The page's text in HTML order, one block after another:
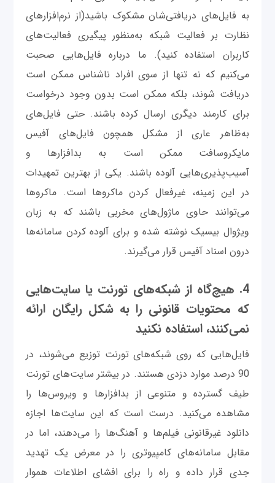
به فایل‌های دریافتی‌شان مشکوک باشید(از نرم‌افزارهای
نظارت بر فعالیت شبکه به‌منظور پیگیری فعالیت‌های
کاربران استفاده کنید). ما درباره فایل‌هایی صحبت
می‌کنیم که نه تنها از سوی افراد ناشناس ممکن است
دریافت شوند، بلکه ممکن است بدون وجود درخواست
برای کارمند دیگری ارسال کرده باشند. حتی فایل‌های
به‌ظاهر عاری از مشکل همچون فایل‌های آفیس
مایکروسافت ممکن است به بدافزارها و
آسیب‌پذیری‌هایی آلوده باشند. یکی از بهترین تمهیدات
در این زمینه، غیرفعال کردن ماکروها است. ماکروها
می‌توانند حاوی ماژول‌های مخربی باشند که به زبان
ویژوال بیسیک نوشته شده و برای آلوده کردن سامانه‌ها
درون اسناد آفیس قرار می‌گیرند.
4. هیچ‌گاه از شبکه‌های تورنت یا سایت‌هایی
که محتویات قانونی را به شکل رایگان ارائه
نمی‌کنند، استفاده نکنید
فایل‌هایی که روی شبکه‌های تورنت توزیع می‌شوند، در
90 درصد موارد دزدی هستند. در بیشتر سایت‌های تورنت
طیف گسترده و متنوعی از بدافزارها و ویروس‌ها را
مشاهده می‌کنید. درست است که این سایت‌ها اجازه
دانلود غیرقانونی فیلم‌ها و آهنگ‌ها را می‌دهند، اما در
مقابل سامانه‌های کامپیوتری را در معرض یک تهدید
جدی قرار داده و راه را برای افشای اطلاعات هموار